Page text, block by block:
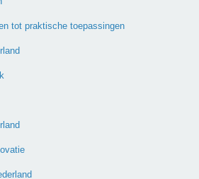
tot praktische toepassingen